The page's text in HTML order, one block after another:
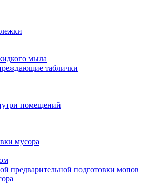
мыла
таблички
помещений
мусора
предварительной подготовки мопов